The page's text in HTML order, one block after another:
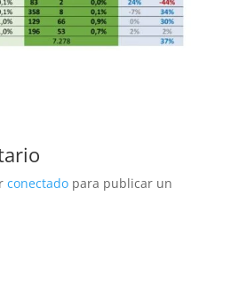
conectadopara publicar un